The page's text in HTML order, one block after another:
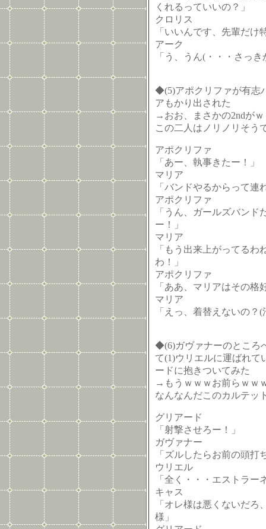
くれるっていいの？」
クロリス
「いいんです、先輩だけ
アーク
「う、うん(・・・さっ
◆(5)アポクリファが有志
アもかり出された
→おお、まさかの2ndがｗ
この二人はノリノリそう
アポクリファ
「あー、執事きたー！」
マリア
「バンドやるからって
アポクリファ
「うん、ガールズバン
ー！」
マリア
「もう出来上がってる
わ！」
アポクリファ
「ああ、マリアはその格
マリア
「えっ、着替えないの？(
◆(6)ガヴァナーのところ
て(1)ウリエルに運ばれて
ードに抱きついてみた
→もうｗｗｗお前らｗｗ
なんなんだこのカルテッ
グリアード
「射撃させろー！」
ガヴァナー
「ズルしたらお前の頭打
ウリエル
「全く・・・エストラ
キャス
「オレ様は悪くないだ
様」